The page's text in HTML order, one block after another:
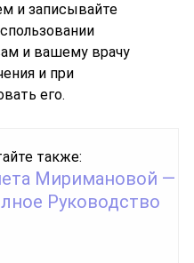
и записывайте
и вашему врачу
и при
его.
также:
Миримановой —
Руководство